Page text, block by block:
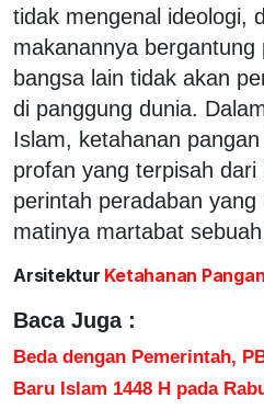
tidak mengenal ideologi,
makanannya bergantung
bangsa lain tidak akan
di panggung dunia.
Islam, ketahanan
profan yang terpisah
perintah peradaban
matinya martabat
Arsitektur Ketahanan Pangan
Baca Juga :
Beda dengan Pemerintah,
Baru Islam 1448 H pada